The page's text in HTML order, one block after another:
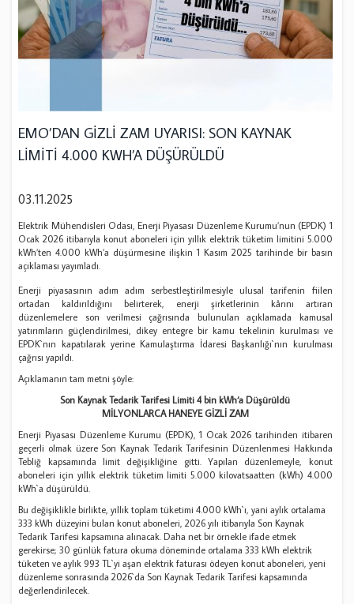
EMO’DAN GİZLİ ZAM UYARISI: SON KAYNAK
LİMİTİ 4.000 KWH’A DÜŞÜRÜLDÜ
03.11.2025
Elektrik Mühendisleri Odası, Enerji Piyasası Düzenleme Kurumu’nun (EPDK) 1
Ocak 2026 itibarıyla konut aboneleri için yıllık elektrik tüketim limitini 5.000
kWh’ten 4.000 kWh’a düşürmesine ilişkin 1 Kasım 2025 tarihinde bir basın
açıklaması yayımladı.
Enerji piyasasının adım adım serbestleştirilmesiyle ulusal tarifenin fiilen
ortadan kaldırıldığını belirterek, enerji şirketlerinin kârını artıran
düzenlemelere son verilmesi çağrısında bulunulan açıklamada kamusal
yatırımların güçlendirilmesi, dikey entegre bir kamu tekelinin kurulması ve
EPDK`nın kapatılarak yerine Kamulaştırma İdaresi Başkanlığı`nın kurulması
çağrısı yapıldı.
Açıklamanın tam metni şöyle:
Son Kaynak Tedarik Tarifesi Limiti 4 bin kWh‘a Düşürüldü
MİLYONLARCA HANEYE GİZLİ ZAM
Enerji Piyasası Düzenleme Kurumu (EPDK), 1 Ocak 2026 tarihinden itibaren
geçerli olmak üzere Son Kaynak Tedarik Tarifesinin Düzenlenmesi Hakkında
Tebliğ kapsamında limit değişikliğine gitti. Yapılan düzenlemeyle, konut
aboneleri için yıllık elektrik tüketim limiti 5.000 kilovatsaatten (kWh) 4.000
kWh`a düşürüldü.
Bu değişiklikle birlikte, yıllık toplam tüketimi 4.000 kWh`ı, yani aylık ortalama
333 kWh düzeyini bulan konut aboneleri, 2026 yılı itibarıyla Son Kaynak
Tedarik Tarifesi kapsamına alınacak. Daha net bir örnekle ifade etmek
gerekirse; 30 günlük fatura okuma döneminde ortalama 333 kWh elektrik
tüketen ve aylık 993 TL`yi aşan elektrik faturası ödeyen konut aboneleri, yeni
düzenleme sonrasında 2026`da Son Kaynak Tedarik Tarifesi kapsamında
değerlendirilecek.